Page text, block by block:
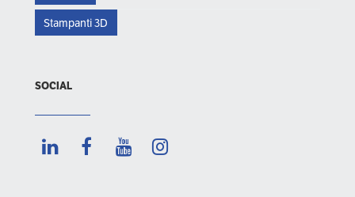
Stampanti 3D
SOCIAL